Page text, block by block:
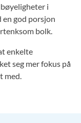
i
en god porsjon
bolk.
enkelte
seg mer fokus på
med.